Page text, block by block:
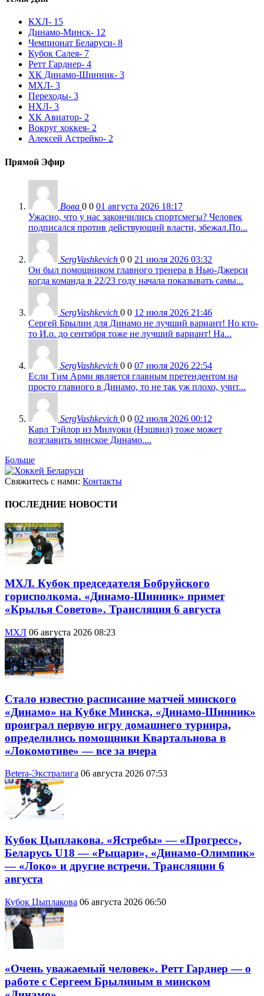
КХЛ- 15
Динамо-Минск- 12
Чемпионат Беларуси- 8
Кубок Салея- 7
Ретт Гарднер- 4
ХК Динамо-Шинник- 3
МХЛ- 3
Переходы- 3
НХЛ- 3
ХК Авиатор- 2
Вокруг хоккея- 2
Алексей Астрейко- 2
Прямой Эфир
Вова 0 0 01 августа 2026 18:17
Ужасно, что у нас закончились спортсмегы? Человек
подписался против действующнй власти, збежал.По...
SergVashkevich 0 0 21 июля 2026 03:32
Он был помощником главного тренера в Нью-Джерси
когда команда в 22/23 году начала показывать самы...
SergVashkevich 0 0 12 июля 2026 21:46
Сергей Брылин для Динамо не лучший вариант! Но кто-
то И.о. до сентября тоже не лучший вариант! На...
SergVashkevich 0 0 07 июля 2026 22:54
Если Тим Арми является главным претендентом на
просто главного в Динамо, то не так уж плохо, учит...
SergVashkevich 0 0 02 июля 2026 00:12
Карл Тэйлор из Милуоки (Нэшвил) тоже может
возглавить минское Динамо....
Больше
Свяжитесь с нами: Контакты
ПОСЛЕДНИЕ НОВОСТИ
МХЛ. Кубок председателя Бобруйского
горисполкома. «Динамо-Шинник» примет
«Крылья Советов». Трансляция 6 августа
МХЛ 06 августа 2026 08:23
Стало известно расписание матчей минского
«Динамо» на Кубке Минска, «Динамо-Шинник»
проиграл первую игру домашнего турнира,
определились помощники Квартальнова в
«Локомотиве» — все за вчера
Betera-Экстралига 06 августа 2026 07:53
Кубок Цыплакова. «Ястребы» — «Прогресс»,
Беларусь U18 — «Рыцари», «Динамо-Олимпик»
— «Локо» и другие встречи. Трансляции 6
августа
Кубок Цыплакова 06 августа 2026 06:50
«Очень уважаемый человек». Ретт Гарднер — о
работе с Сергеем Брылиным в минском